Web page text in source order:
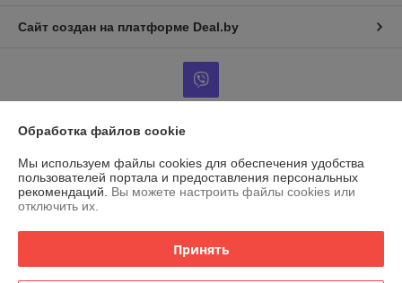
Сайт создан на платформе Deal.by
Индивидуальный предприниматель:ИП Островский Александр
Анатольевич
г. Марьина Горка, ул. Ленинская, 34, кв. 102
Регистрационный номер ЕГР: 691079471
Обработка файлов cookie
Мы используем файлы cookies для обеспечения удобства
пользователей портала и предоставления персональных
рекомендаций. Вы можете настроить файлы cookies или
отключить их.
Принять